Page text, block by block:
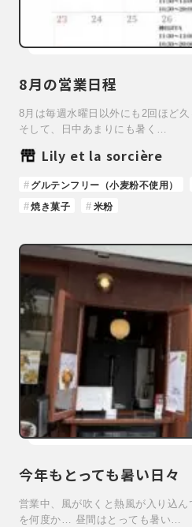
8月の営業日程
8月は毎週水曜日以外にも2回ほど久
そして、日中あまりにも暑く…
Lily et la sorcière
グルテンフリー（小麦粉不使用）
焼き菓子
米粉
今年もとっても暑い日々
営業中、風が吹くと熱風が入り込
を何度か… 昼間はとっても暑い…